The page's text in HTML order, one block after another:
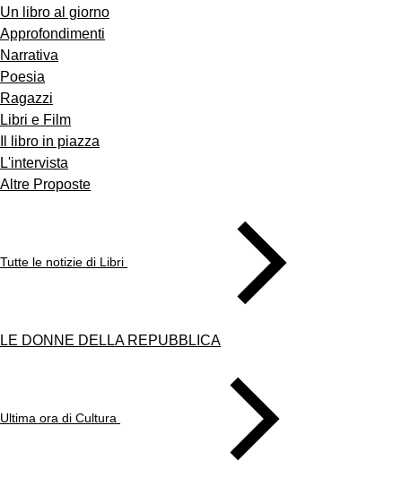
Un libro al giorno
Approfondimenti
Narrativa
Poesia
Ragazzi
Libri e Film
Il libro in piazza
L'intervista
Altre Proposte
Tutte le notizie di Libri
LE DONNE DELLA REPUBBLICA
Ultima ora di Cultura